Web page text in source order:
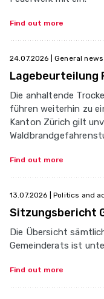
Find out more
24.07.2026 | General news
Lagebeurteilung
Die anhaltende
führen weiterhin zu
Kanton Zürich gilt
Find out more
13.07.2026 | Politics and
Sitzungsbericht
Die Übersicht
Gemeinderats ist
Find out more